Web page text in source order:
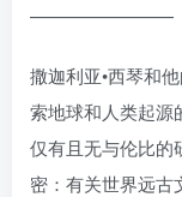
————————
撒迦利亚•西琴和
索地球和人类起源
仅有且无与伦比的
密：有关世界远古